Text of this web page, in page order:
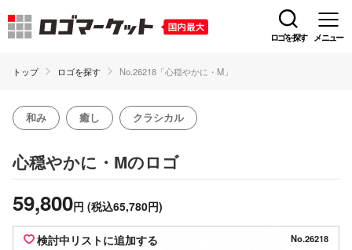
ロゴを探す メニュー
トップ ロゴを探す No.26218「心穏やかに・M」
和み 癒し クラシカル
心穏やかに・Mのロゴ
59,800円 (税込65,780円)
検討中リストに追加する No.26218